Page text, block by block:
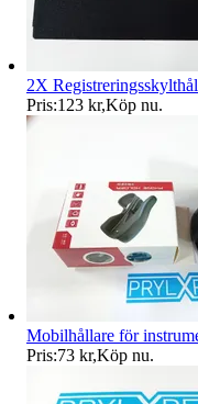
2X
Pris:123 kr,Köp nu.
Mobilhållare för
Pris:73 kr,Köp nu.